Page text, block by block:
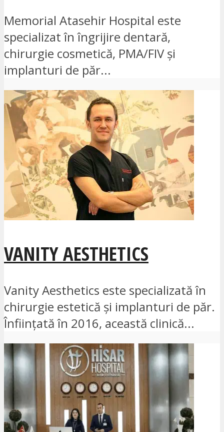
Memorial Atasehir Hospital este
specializat în îngrijire dentară,
chirurgie cosmetică, PMA/FIV și
implanturi de păr...
VANITY AESTHETICS
Vanity Aesthetics este specializată în
chirurgie estetică și implanturi de păr.
Înființată în 2016, această clinică...